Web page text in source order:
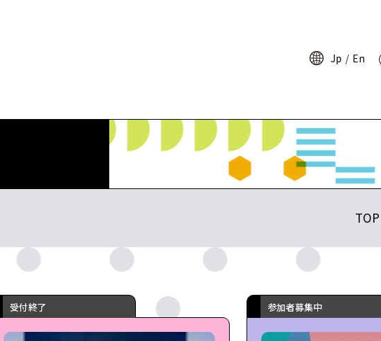
Jp En
プログラム情報
キッズユース・ミュージアム
ビジュアルアーツ
オープンキャンパス
年間スケジュール
よ
TOP
受付終了 参加者募集中